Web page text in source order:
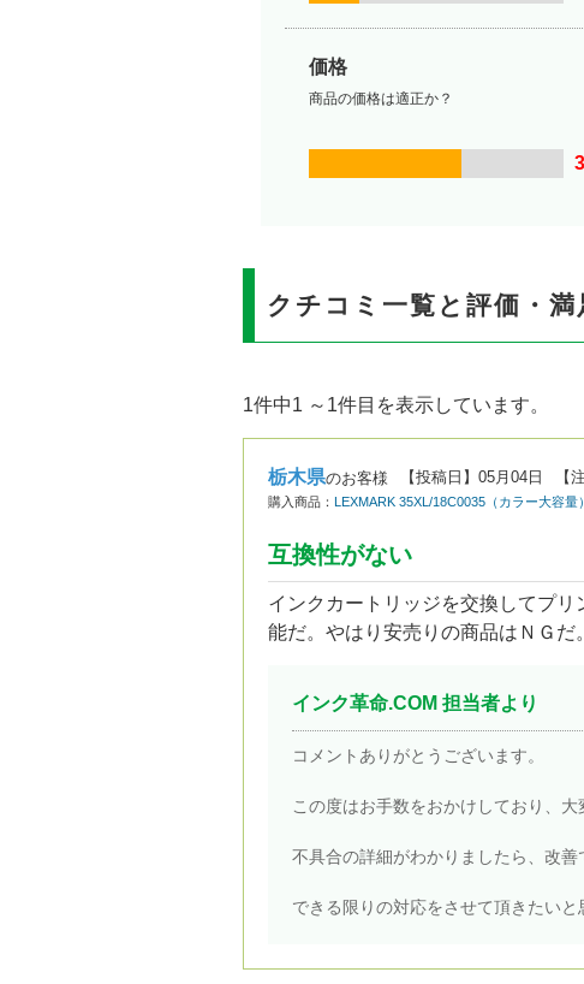
価格
商品の価格は適正か？
3
クチコミ一覧と評価・満
1件中1 ～1件目を表示しています。
栃木県のお客様 【投稿日】 05月04日 【
購入商品： LEXMARK 35XL/18C0035（カラー大容
互換性がない
インクカートリッジを交換してプ
能だ。やはり安売りの商品はＮＧだ。
インク革命.COM 担当者より
コメントありがとうございます。
この度はお手数をおかけしており、大
不具合の詳細がわかりましたら、改善
できる限りの対応をさせて頂きたい